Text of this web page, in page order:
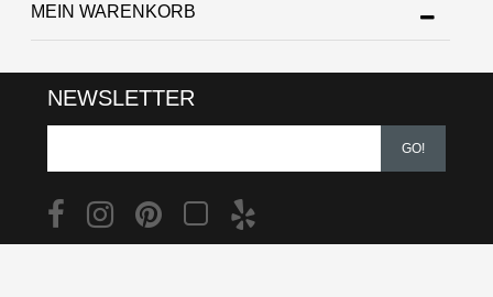
MEIN WARENKORB
NEWSLETTER
GO!